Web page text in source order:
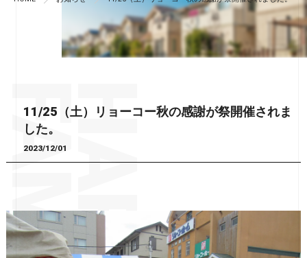
11/25（土）リョーコー秋の感謝が祭開催されま
した。
2023/12/01